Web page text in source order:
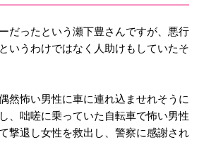
だったという瀬下豊さんですが、悪行
いうわけではなく人助けもしていたそ
然怖い男性に車に連れ込ませれそうに
、咄嗟に乗っていた自転車で怖い男性
撃退し女性を救出し、警察に感謝され